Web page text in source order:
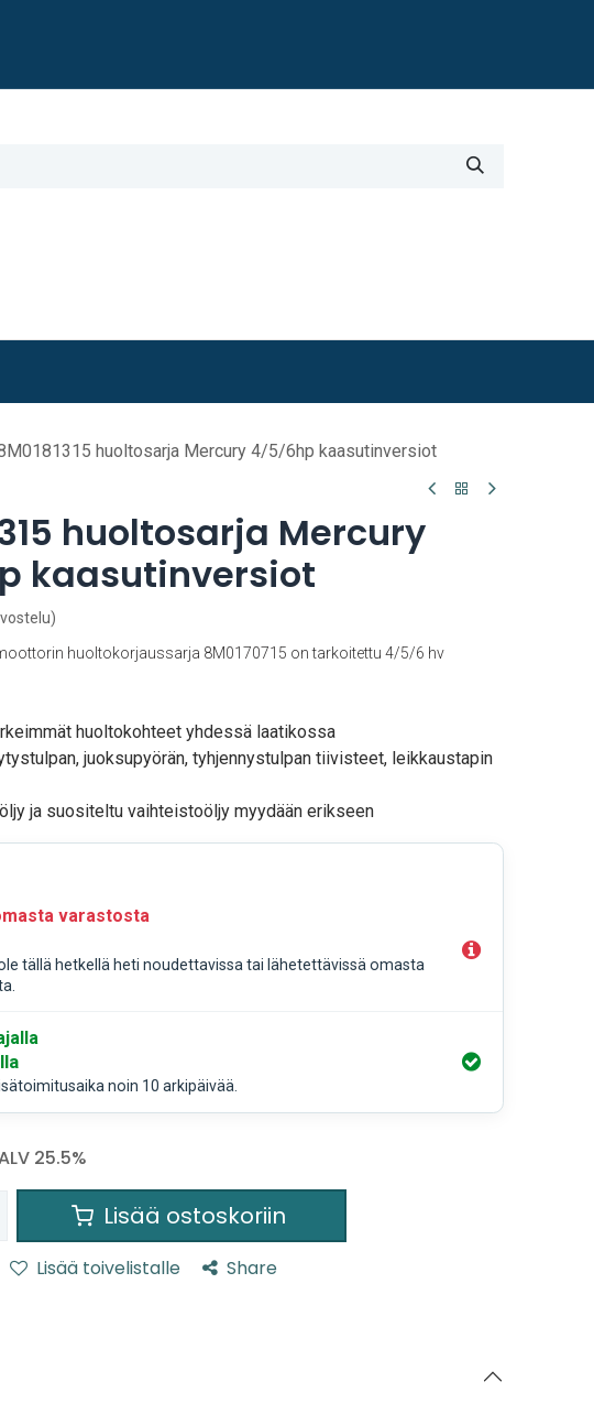
huoltosarja Mercury 4/5/6hp kaasutinversiot
huoltosarja Mercury
kaasutinversiot
huoltokorjaussarja 8M0170715 on tarkoitettu 4/5/6 hv
huoltokohteet yhdessä laatikossa
juoksupyörän, tyhjennystulpan tiivisteet, leikkaustapin
ja suositeltu vaihteistoöljy myydään erikseen
varastosta
tällä hetkellä heti noudettavissa tai lähetettävissä omasta
noin 10 arkipäivää.
25.5%
Lisää ostoskoriin
Lisää toivelistalle
Share